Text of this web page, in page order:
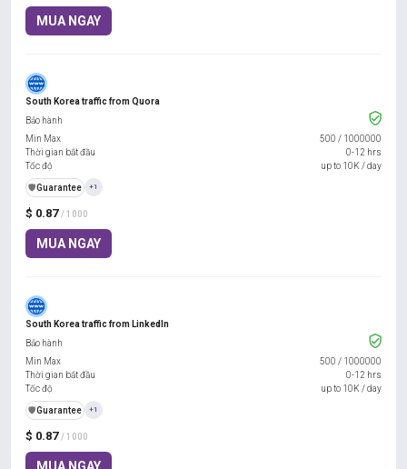
MUA NGAY
South Korea traffic from Quora
$ 0.87 / 1000
MUA NGAY
Bảo hành
Min Max
500 / 1000000
Thời gian bắt đầu
0-12 hrs
Tốc độ
up to 10K / day
️🛡️Guarantee +1
South Korea traffic from LinkedIn
$ 0.87 / 1000
Bảo hành
Min Max
500 / 1000000
Thời gian bắt đầu
0-12 hrs
Tốc độ
up to 10K / day
️🛡️Guarantee +1